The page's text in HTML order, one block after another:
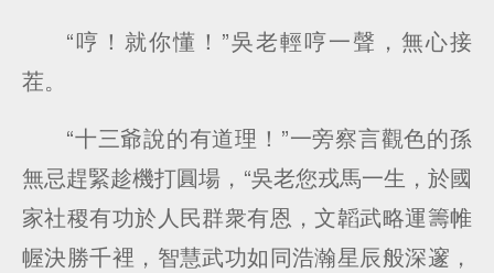
“哼！就你懂！”吳老輕哼一聲，無心接
茬。
“十三爺說的有道理！”一旁察言觀色的孫
無忌趕緊趁機打圓場，“吳老您戎馬一生，於國
家社稷有功於人民群衆有恩，文韜武略運籌帷
幄決勝千裡，智慧武功如同浩瀚星辰般深邃，